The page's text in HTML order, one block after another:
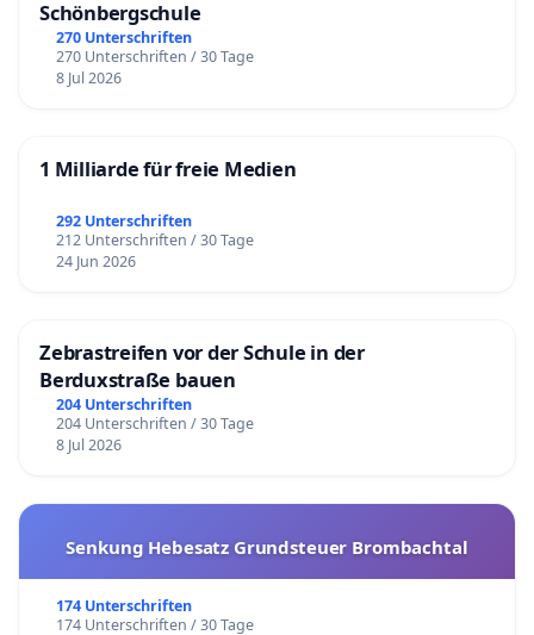
Schönbergschule
270 Unterschriften
270 Unterschriften / 30 Tage
8 Jul 2026
1 Milliarde für freie Medien
292 Unterschriften
212 Unterschriften / 30 Tage
24 Jun 2026
Zebrastreifen vor der Schule in der
Berduxstraße bauen
204 Unterschriften
204 Unterschriften / 30 Tage
8 Jul 2026
Senkung Hebesatz Grundsteuer Brombachtal
174 Unterschriften
174 Unterschriften / 30 Tage